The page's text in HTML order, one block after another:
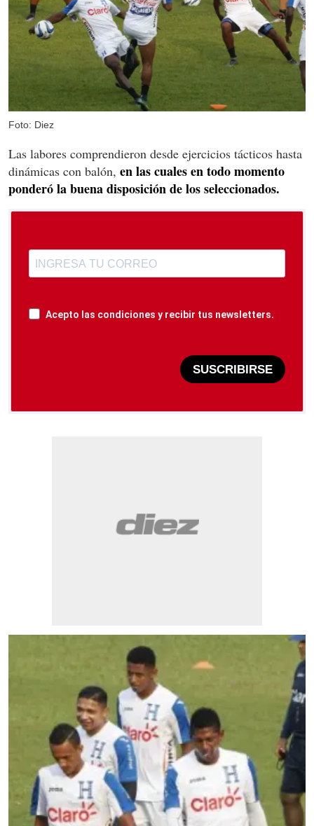
Foto: Diez
Las labores comprendieron desde ejercicios tácticos hasta
dinámicas con balón, en las cuales en todo momento
ponderó la buena disposición de los seleccionados.
Acepto las condiciones y recibir tus newsletters.
SUSCRIBIRSE